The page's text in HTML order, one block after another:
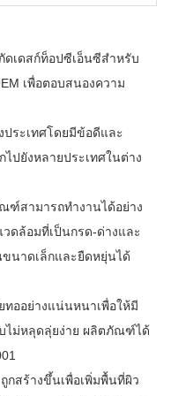
ดเดสก์ท็อปซีเอ็นซีสำหรับ
เพื่อตอบสนองความ
ระเทศโดยมีข้อดีและ
ปยังหลายประเทศในต่าง
ฑ์สามารถทำงานได้อย่าง
ดล้อมที่เป็นกรด-ด่างและ
นาดเล็กและยืดหยุ่นได้
ทออย่างแน่นหนาเพื่อให้มี
ไม่หลุดลุ่ยง่าย ผลิตภัณฑ์ได้
กสร้างขึ้นเพื่อเพิ่มพื้นที่ผิว